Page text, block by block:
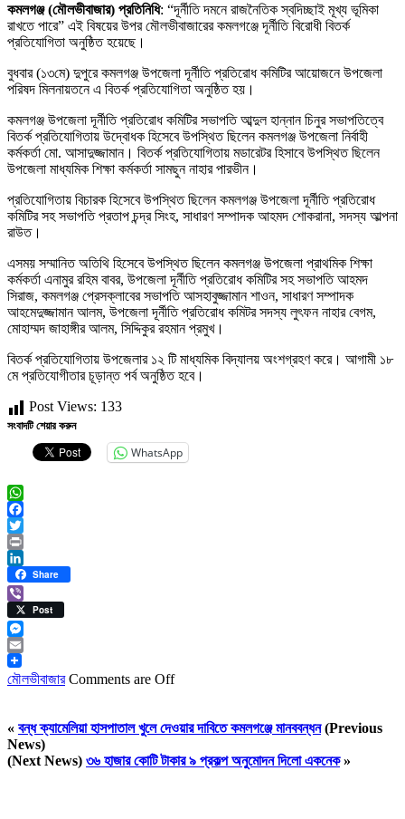
কমলগঞ্জ (মৌলভীবাজার) প্রতিনিধি: “দূর্নীতি দমনে রাজনৈতিক স্বদিচ্ছাই মূখ্য ভূমিকা
রাখতে পারে” এই বিষয়ের উপর মৌলভীবাজারের কমলগঞ্জে দূর্নীতি বিরোধী বিতর্ক
প্রতিযোগিতা অনুষ্ঠিত হয়েছে।
বুধবার (১৩মে) দুপুরে কমলগঞ্জ উপজেলা দূর্নীতি প্রতিরোধ কমিটির আয়োজনে উপজেলা
পরিষদ মিলনায়তনে এ বিতর্ক প্রতিযোগিতা অনুষ্ঠিত হয়।
কমলগঞ্জ উপজেলা দূর্নীতি প্রতিরোধ কমিটির সভাপতি আব্দুল হান্নান চিনুর সভাপতিত্বে
বিতর্ক প্রতিযোগিতায় উদ্বোধক হিসেবে উপস্থিত ছিলেন কমলগঞ্জ উপজেলা নির্বাহী
কর্মকর্তা মো. আসাদুজ্জামান। বিতর্ক প্রতিযোগিতায় মডারেটর হিসাবে উপস্থিত ছিলেন
উপজেলা মাধ্যমিক শিক্ষা কর্মকর্তা সামছুন নাহার পারভীন।
প্রতিযোগিতায় বিচারক হিসেবে উপস্থিত ছিলেন কমলগঞ্জ উপজেলা দূর্নীতি প্রতিরোধ
কমিটির সহ সভাপতি প্রতাপ চন্দ্র সিংহ, সাধারণ সম্পাদক আহমদ শোকরানা, সদস্য আল্পনা
রাউত।
এসময় সম্মানিত অতিথি হিসেবে উপস্থিত ছিলেন কমলগঞ্জ উপজেলা প্রাথমিক শিক্ষা
কর্মকর্তা এনামুর রহিম বাবর, উপজেলা দূর্নীতি প্রতিরোধ কমিটির সহ সভাপতি আহমদ
সিরাজ, কমলগঞ্জ প্রেসক্লাবের সভাপতি আসহাবুজ্জামান শাওন, সাধারণ সম্পাদক
আহমেদুজ্জামান আলম, উপজেলা দূর্নীতি প্রতিরোধ কমিটর সদস্য লুৎফন নাহার বেগম,
মোহাম্মদ জাহাঙ্গীর আলম, সিদ্দিকুর রহমান প্রমুখ।
বিতর্ক প্রতিযোগিতায় উপজেলার ১২ টি মাধ্যমিক বিদ্যালয় অংশগ্রহণ করে। আগামী ১৮
মে প্রতিযোগীতার চূড়ান্ত পর্ব অনুষ্ঠিত হবে।
Post Views: 133
সংবাদটি শেয়ার করুন
WhatsApp
WhatsApp
Facebook
Twitter
Print
LinkedIn
Share
ViberPost
Messenger
Email
মৌলভীবাজার Comments are Off
« বন্ধ ক্যামেলিয়া হাসপাতাল খুলে দেওয়ার দাবিতে কমলগঞ্জে মানববন্ধন(Previous
News)
(Next News) ৩৬ হাজার কোটি টাকার ৯ প্রকল্প অনুমোদন দিলো একনেক»